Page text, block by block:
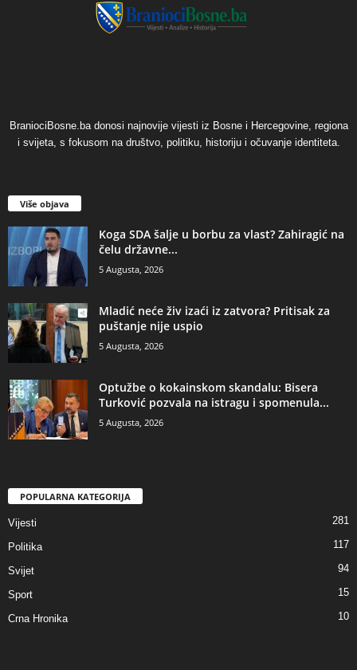
BraniociBosne.ba donosi najnovije vijesti iz Bosne i Hercegovine, regiona
i svijeta, s fokusom na društvo, politiku, historiju i očuvanje identiteta.
Više objava
​Koga SDA šalje u borbu za vlast? Zahiragić na
čelu državne...
5 Augusta, 2026
​Mladić neće živ izaći iz zatvora? Pritisak za
puštanje nije uspio
5 Augusta, 2026
​Optužbe o kokainskom skandalu: Bisera
Turković pozvala na istragu i spomenula...
5 Augusta, 2026
POPULARNA KATEGORIJA
Vijesti 281
Politika 117
Svijet 94
Sport 15
Crna Hronika 10